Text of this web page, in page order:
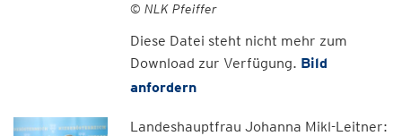
© NLK Pfeiffer
Diese Datei steht nicht mehr zum
Download zur Verfügung. Bild
anfordern
Landeshauptfrau Johanna Mikl-Leitner: